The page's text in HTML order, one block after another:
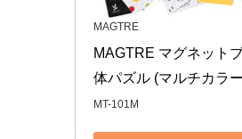
MAGTRE
MAGTRE マグネット
体パズル (マルチカラ
MT-101M